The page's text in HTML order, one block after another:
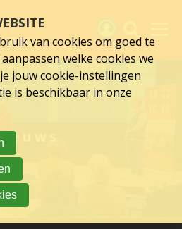
Activiteiten
Nieuws
Verslagen
Sluit je aan
Over UCK
van cookies om goed te
welke cookies we
jouw cookie-instellingen
is beschikbaar in onze